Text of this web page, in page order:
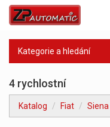
Kategorie a hledání
4 rychlostní
Katalog Fiat Siena